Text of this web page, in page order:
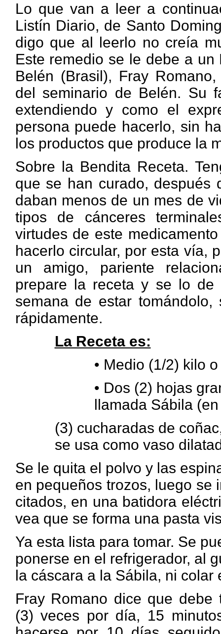
Lo que van a leer a
Listín Diario, de Santo
digo que al leerlo no creía
Este remedio se le debe a
Belén (Brasil), Fray
del seminario de Belén. Su
extendiendo y como el
persona puede hacerlo, sin
los productos que produce la
Sobre la Bendita Receta.
que se han curado,
daban menos de un mes de
tipos de cánceres
virtudes de este
hacerlo circular, por esta vía,
un amigo, pariente
prepare la receta y se lo
semana de estar
rápidamente.
La Receta es:
• Medio (1/2) kilo
• Dos (2) hojas
llamada Sábila
(3) cucharadas de
se usa como vaso
Se le quita el polvo y las
en pequeños trozos, luego se
citados, en una batidora
vea que se forma una pasta
Ya esta lista para tomar. Se
ponerse en el refrigerador, al
la cáscara a la Sábila, ni colar
Fray Romano dice que debe
(3) veces por día, 15